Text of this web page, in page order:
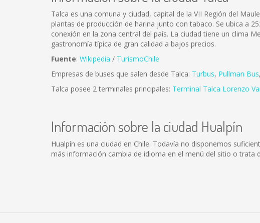
Talca es una comuna y ciudad, capital de la VII Región del
plantas de producción de harina junto con tabaco. Se ubica a
conexión en la zona central del país. La ciudad tiene un clima
gastronomía típica de gran calidad a bajos precios.
Fuente: Wikipedia / TurismoChile
Empresas de buses que salen desde Talca: Turbus, Pullman Bus,
Talca posee 2 terminales principales: Terminal Talca Lorenzo
Información sobre la ciudad Hualpín
Hualpín es una ciudad en Chile. Todavía no disponemos
más información cambia de idioma en el menú del sitio o trata